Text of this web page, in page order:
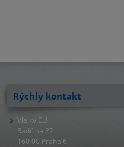
Rýchly kontakt
Vlajky.EU
Radčina 22
160 00 Praha 6